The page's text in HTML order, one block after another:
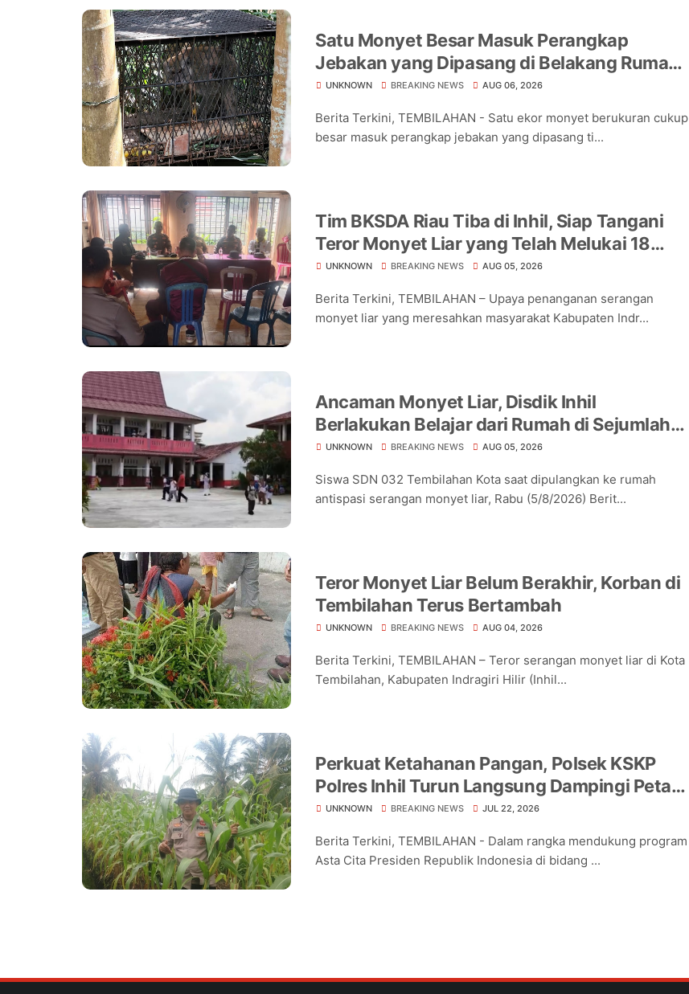
Satu Monyet Besar Masuk Perangkap
Jebakan yang Dipasang di Belakang Rumah
Warga Tampomas
UNKNOWN BREAKING NEWS AUG 06, 2026
Berita Terkini, TEMBILAHAN - Satu ekor monyet berukuran cukup
besar masuk perangkap jebakan yang dipasang ti...
Tim BKSDA Riau Tiba di Inhil, Siap Tangani
Teror Monyet Liar yang Telah Melukai 18
Warga
UNKNOWN BREAKING NEWS AUG 05, 2026
Berita Terkini, TEMBILAHAN – Upaya penanganan serangan
monyet liar yang meresahkan masyarakat Kabupaten Indr...
Ancaman Monyet Liar, Disdik Inhil
Berlakukan Belajar dari Rumah di Sejumlah
Sekolah Tembilahan
UNKNOWN BREAKING NEWS AUG 05, 2026
Siswa SDN 032 Tembilahan Kota saat dipulangkan ke rumah
antispasi serangan monyet liar, Rabu (5/8/2026) Berit...
Teror Monyet Liar Belum Berakhir, Korban di
Tembilahan Terus Bertambah
UNKNOWN BREAKING NEWS AUG 04, 2026
Berita Terkini, TEMBILAHAN – Teror serangan monyet liar di Kota
Tembilahan, Kabupaten Indragiri Hilir (Inhil...
Perkuat Ketahanan Pangan, Polsek KSKP
Polres Inhil Turun Langsung Dampingi Petani
Jagung Pekan Arba
UNKNOWN BREAKING NEWS JUL 22, 2026
Berita Terkini, TEMBILAHAN - Dalam rangka mendukung program
Asta Cita Presiden Republik Indonesia di bidang ...